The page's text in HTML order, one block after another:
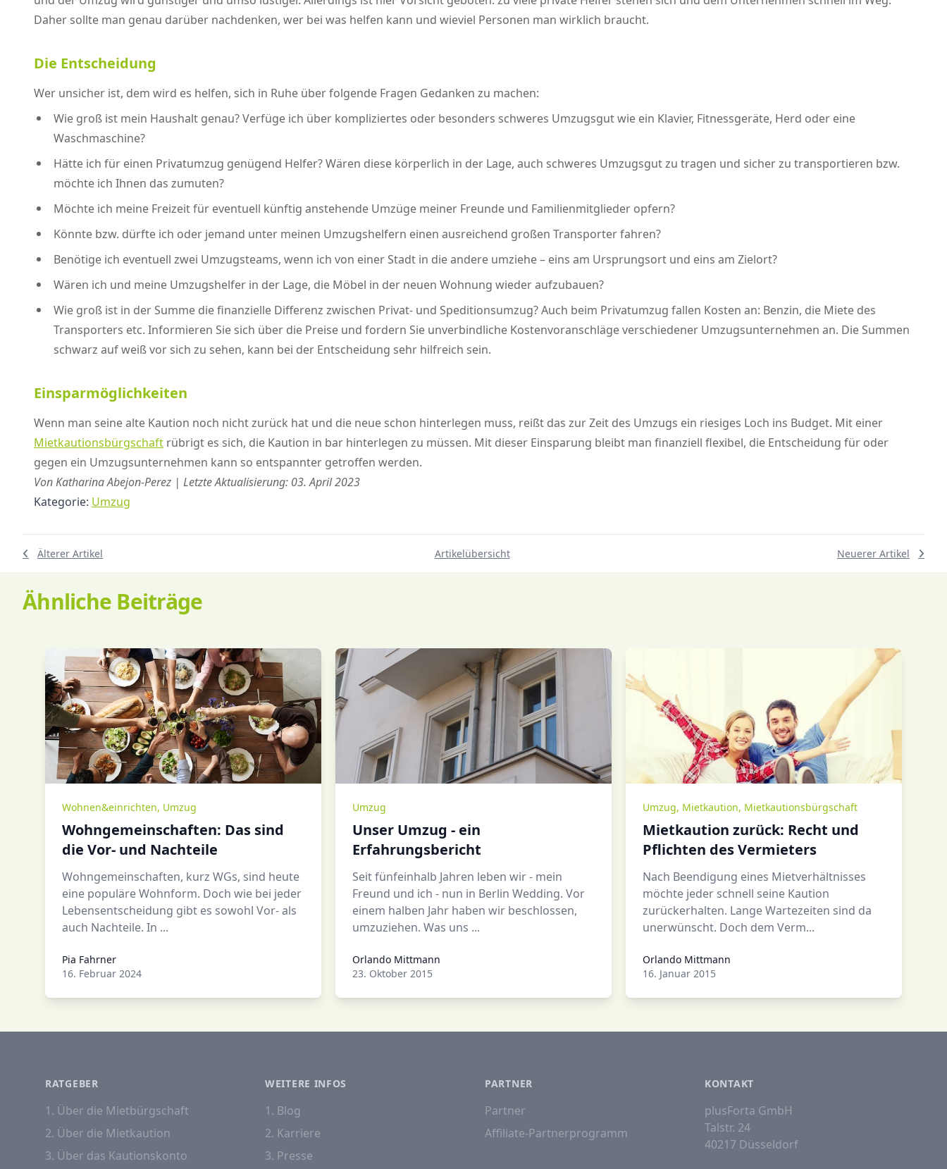
Daher sollte man genau darüber nachdenken, wer bei was helfen kann und wieviel Personen man wirklich braucht.
Die Entscheidung
Wer unsicher ist, dem wird es helfen, sich in Ruhe über folgende Fragen Gedanken zu machen:
Wie groß ist mein Haushalt genau? Verfüge ich über kompliziertes oder besonders schweres Umzugsgut wie ein Klavier, Fitnessgeräte, Herd oder eine
Waschmaschine?
Hätte ich für einen Privatumzug genügend Helfer? Wären diese körperlich in der Lage, auch schweres Umzugsgut zu tragen und sicher zu transportieren bzw.
möchte ich Ihnen das zumuten?
Möchte ich meine Freizeit für eventuell künftig anstehende Umzüge meiner Freunde und Familienmitglieder opfern?
Könnte bzw. dürfte ich oder jemand unter meinen Umzugshelfern einen ausreichend großen Transporter fahren?
Benötige ich eventuell zwei Umzugsteams, wenn ich von einer Stadt in die andere umziehe – eins am Ursprungsort und eins am Zielort?
Wären ich und meine Umzugshelfer in der Lage, die Möbel in der neuen Wohnung wieder aufzubauen?
Wie groß ist in der Summe die finanzielle Differenz zwischen Privat- und Speditionsumzug? Auch beim Privatumzug fallen Kosten an: Benzin, die Miete des
Transporters etc. Informieren Sie sich über die Preise und fordern Sie unverbindliche Kostenvoranschläge verschiedener Umzugsunternehmen an. Die Summen
schwarz auf weiß vor sich zu sehen, kann bei der Entscheidung sehr hilfreich sein.
Einsparmöglichkeiten
Wenn man seine alte Kaution noch nicht zurück hat und die neue schon hinterlegen muss, reißt das zur Zeit des Umzugs ein riesiges Loch ins Budget. Mit einer
Mietkautionsbürgschaft rübrigt es sich, die Kaution in bar hinterlegen zu müssen. Mit dieser Einsparung bleibt man finanziell flexibel, die Entscheidung für oder
gegen ein Umzugsunternehmen kann so entspannter getroffen werden.
Von Katharina Abejon-Perez | Letzte Aktualisierung: 03. April 2023
Kategorie: Umzug
Älterer Artikel Artikelübersicht Neuerer Artikel
Ähnliche Beiträge
Wohnen&einrichten, Umzug
Wohngemeinschaften: Das sind
die Vor- und Nachteile
Wohngemeinschaften, kurz WGs, sind heute
eine populäre Wohnform. Doch wie bei jeder
Lebensentscheidung gibt es sowohl Vor- als
auch Nachteile. In ...
Pia Fahrner
Pia Fahrner
16. Februar 2024
Umzug
Unser Umzug - ein
Erfahrungsbericht
Seit fünfeinhalb Jahren leben wir - mein
Freund und ich - nun in Berlin Wedding. Vor
einem halben Jahr haben wir beschlossen,
umzuziehen. Was uns ...
Orlando Mittmann
Orlando Mittmann
23. Oktober 2015
Umzug, Mietkaution, Mietkautionsbürgschaft
Mietkaution zurück: Recht und
Pflichten des Vermieters
Nach Beendigung eines Mietverhältnisses
möchte jeder schnell seine Kaution
zurückerhalten. Lange Wartezeiten sind da
unerwünscht. Doch dem Verm...
Orlando Mittmann
Orlando Mittmann
16. Januar 2015
RATGEBER
1. Über die Mietbürgschaft
2. Über die Mietkaution
3. Über das Kautionskonto
WEITERE INFOS
1. Blog
2. Karriere
3. Presse
PARTNER
Partner
Affiliate-Partnerprogramm
KONTAKT
plusForta GmbH
Talstr. 24
40217 Düsseldorf